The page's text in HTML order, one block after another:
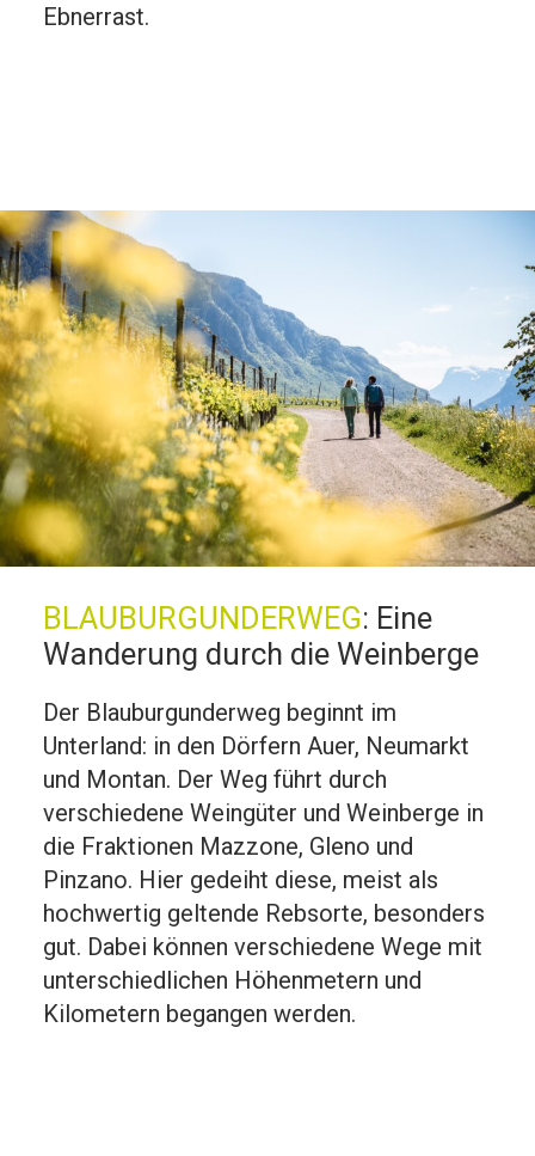
Ebnerrast.
BLAUBURGUNDERWEG: Eine
Wanderung durch die Weinberge
Der Blauburgunderweg beginnt im
Unterland: in den Dörfern Auer, Neumarkt
und Montan. Der Weg führt durch
verschiedene Weingüter und Weinberge in
die Fraktionen Mazzone, Gleno und
Pinzano. Hier gedeiht diese, meist als
hochwertig geltende Rebsorte, besonders
gut. Dabei können verschiedene Wege mit
unterschiedlichen Höhenmetern und
Kilometern begangen werden.